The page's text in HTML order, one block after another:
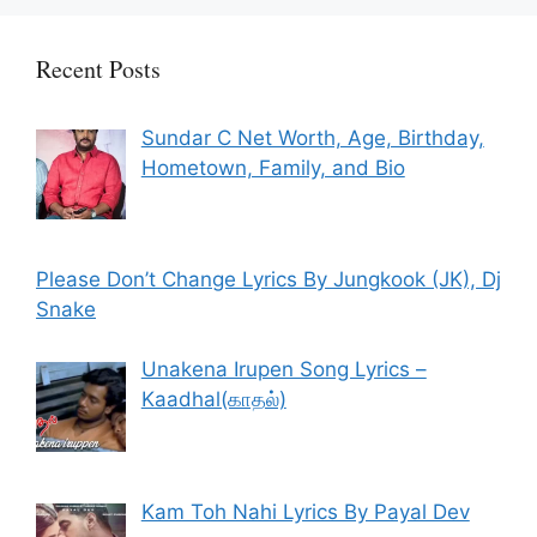
Recent Posts
Sundar C Net Worth, Age, Birthday,
Hometown, Family, and Bio
Please Don’t Change Lyrics By Jungkook (JK), Dj
Snake
Unakena Irupen Song Lyrics –
Kaadhal(காதல்)
Kam Toh Nahi Lyrics By Payal Dev